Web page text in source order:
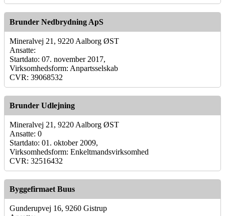
Brunder Nedbrydning ApS
Mineralvej 21, 9220 Aalborg ØST
Ansatte:
Startdato: 07. november 2017,
Virksomhedsform: Anpartsselskab
CVR: 39068532
Brunder Udlejning
Mineralvej 21, 9220 Aalborg ØST
Ansatte: 0
Startdato: 01. oktober 2009,
Virksomhedsform: Enkeltmandsvirksomhed
CVR: 32516432
Byggefirmaet Buus
Gunderupvej 16, 9260 Gistrup